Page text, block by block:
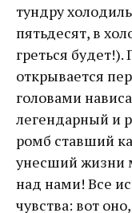
тундру
пятьдесят, в
греться
открывается
головами
легендарный и
ромб ставший
унесший жизни
над нами! Все
чувства: вот